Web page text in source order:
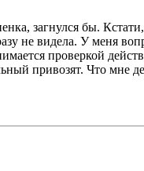
загнулся бы.
не видела. У меня
проверкой
привозят. Что мне